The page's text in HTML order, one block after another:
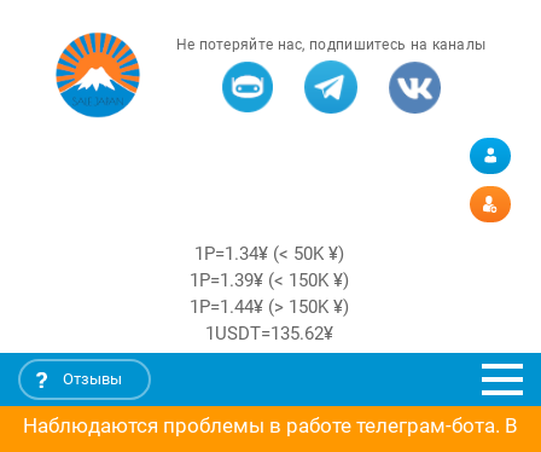
Не потеряйте нас, подпишитесь на каналы
1Р=1.34¥ (< 50K ¥)
1Р=1.39¥ (< 150K ¥)
1Р=1.44¥ (> 150K ¥)
1USDT=135.62¥
Отзывы
Наблюдаются проблемы в работе телеграм-бота. В